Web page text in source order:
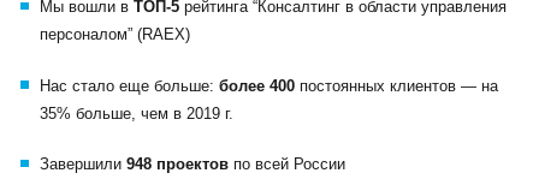
Мы вошли в ТОП-5 рейтинга “Консалтинг в области управления
персоналом” (RAEX)
Нас стало еще больше: более 400 постоянных клиентов — на
35% больше, чем в 2019 г.
Завершили 948 проектов по всей России